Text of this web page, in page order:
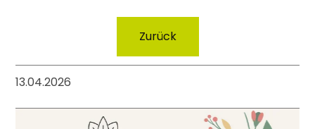
Zurück
13.04.2026